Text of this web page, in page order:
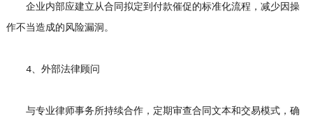
企业内部应建立从合同拟定到付款催促的标准化流程，减少因操
作不当造成的风险漏洞。
4、外部法律顾问
与专业律师事务所持续合作，定期审查合同文本和交易模式，确